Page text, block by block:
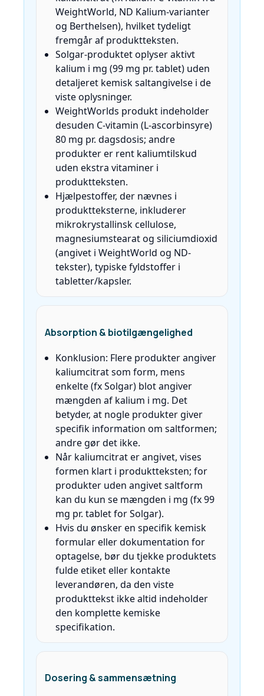
WeightWorld, ND Kalium-varianter
og Berthelsen), hvilket tydeligt
fremgår af produktteksten.
Solgar-produktet oplyser aktivt
kalium i mg (99 mg pr. tablet) uden
detaljeret kemisk saltangivelse i de
viste oplysninger.
WeightWorlds produkt indeholder
desuden C‑vitamin (L‑ascorbinsyre)
80 mg pr. dagsdosis; andre
produkter er rent kaliumtilskud
uden ekstra vitaminer i
produktteksten.
Hjælpestoffer, der nævnes i
produktteksterne, inkluderer
mikrokrystallinsk cellulose,
magnesiumstearat og siliciumdioxid
(angivet i WeightWorld og ND-
tekster), typiske fyldstoffer i
tabletter/kapsler.
Absorption & biotilgængelighed
Konklusion: Flere produkter angiver
kaliumcitrat som form, mens
enkelte (fx Solgar) blot angiver
mængden af kalium i mg. Det
betyder, at nogle produkter giver
specifik information om saltformen;
andre gør det ikke.
Når kaliumcitrat er angivet, vises
formen klart i produktteksten; for
produkter uden angivet saltform
kan du kun se mængden i mg (fx 99
mg pr. tablet for Solgar).
Hvis du ønsker en specifik kemisk
formular eller dokumentation for
optagelse, bør du tjekke produktets
fulde etiket eller kontakte
leverandøren, da den viste
produkttekst ikke altid indeholder
den komplette kemiske
specifikation.
Dosering & sammensætning